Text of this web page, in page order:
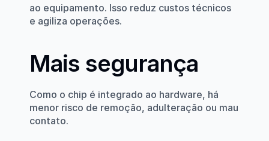
ao equipamento. Isso reduz custos técnicos
e agiliza operações.
Mais segurança
Como o chip é integrado ao hardware, há
menor risco de remoção, adulteração ou mau
contato.